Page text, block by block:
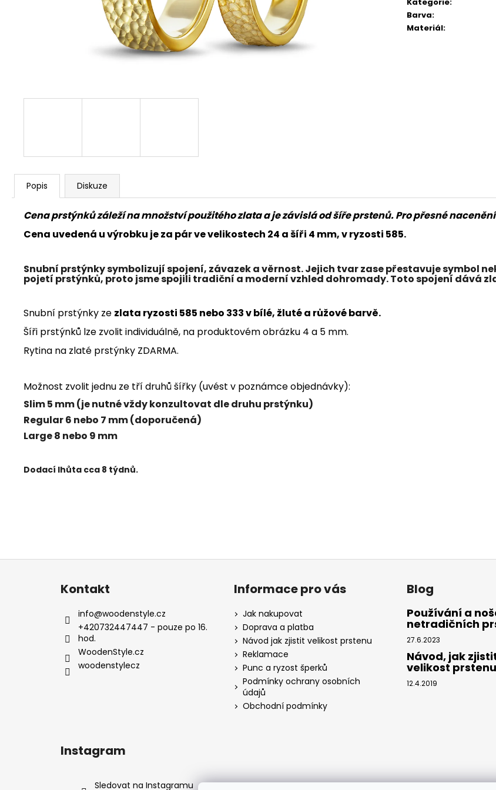
Barva:
Materiál:
Popis Diskuze
Cena prstýnků záleží na množství použitého zlata a je závislá od šíře prstenů. Pro přesné
Cena uvedená u výrobku je za pár ve velikostech 24 a šíři 4 mm, v ryzosti 585.
Snubní prstýnky symbolizují spojení, závazek a věrnost. Jejich tvar zase přestavuje symbol
pojetí prstýnků, proto jsme spojili tradiční a moderní vzhled dohromady. Toto spojení dává
Snubní prstýnky ze zlata ryzosti 585 nebo 333 v bílé, žluté a růžové barvě.
Šíři prstýnků lze zvolit individuálně, na produktovém obrázku 4 a 5 mm.
Rytina na zlaté prstýnky ZDARMA.
Možnost zvolit jednu ze tří druhů šířky (uvést v poznámce objednávky):
Slim 5 mm (je nutné vždy konzultovat dle druhu prstýnku)
Regular 6 nebo 7 mm (doporučená)
Large 8 nebo 9 mm
Dodací lhůta cca 8 týdnů.
Z
Kontakt
info@woodenstyle.cz
+420732447447 - pouze po 16.
hod.
WoodenStyle.cz
woodenstylecz
Informace pro vás
Jak nakupovat
Doprava a platba
Návod jak zjistit velikost prstenu
Reklamace
Punc a ryzost šperků
Podmínky ochrany osobních
údajů
Obchodní podmínky
Blog
Používání a
netradičních
27.6.2023
Návod, jak
velikost prstenu
12.4.2019
Instagram
Sledovat na Instagramu